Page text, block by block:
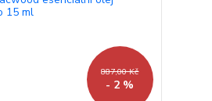
887,00 Kč
- 2 %